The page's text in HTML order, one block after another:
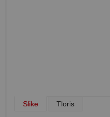
Slike Tloris